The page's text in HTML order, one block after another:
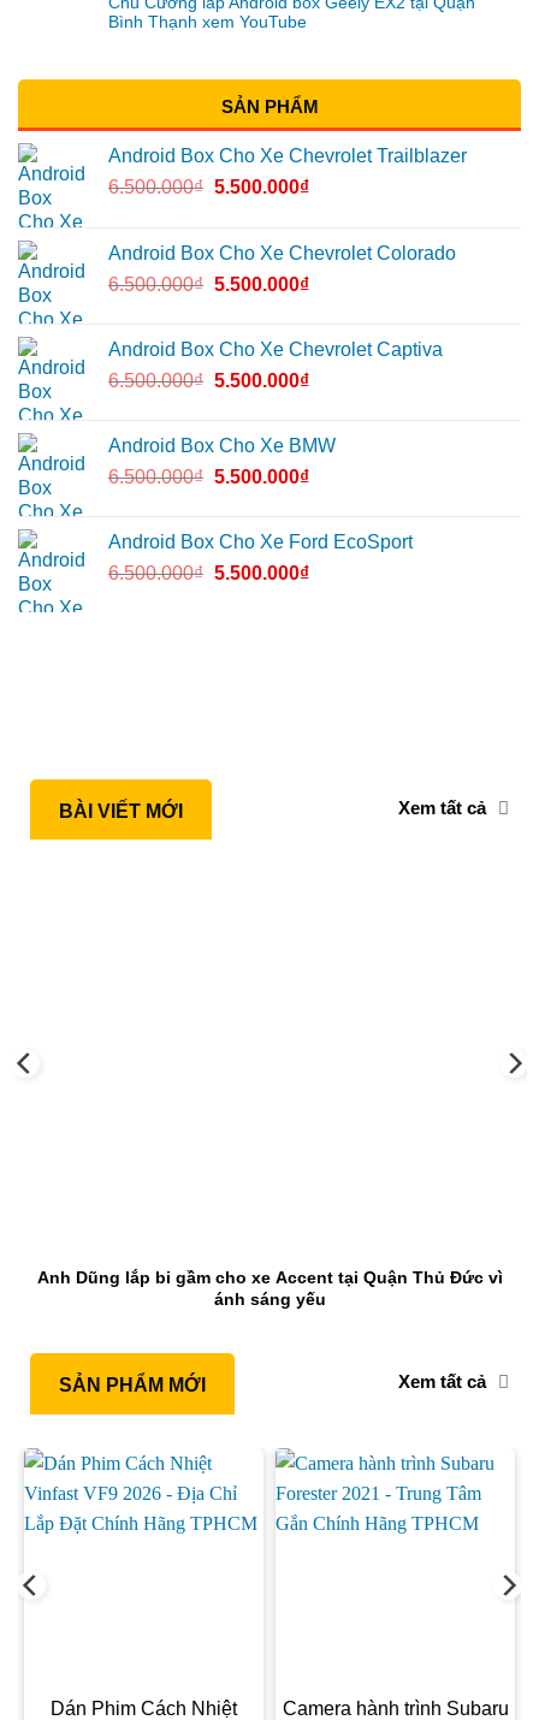
Bình Thạnh xem YouTube
SẢN PHẨM
Android Box Cho Xe Chevrolet Trailblazer
6.500.000₫ 5.500.000₫
Android Box Cho Xe Chevrolet Colorado
6.500.000₫ 5.500.000₫
Android Box Cho Xe Chevrolet Captiva
6.500.000₫ 5.500.000₫
Android Box Cho Xe BMW
6.500.000₫ 5.500.000₫
Android Box Cho Xe Ford EcoSport
6.500.000₫ 5.500.000₫
BÀI VIẾT MỚI Xem tất cả
Anh Dũng lắp bi gầm cho xe Accent tại Quận Thủ Đức vì
ánh sáng yếu
SẢN PHẨM MỚI Xem tất cả
Dán Phim Cách Nhiệt
Camera hành trình Subaru